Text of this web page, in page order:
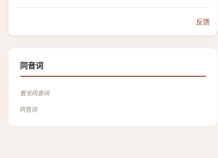
反馈
同音词
暂无同音词
同音词